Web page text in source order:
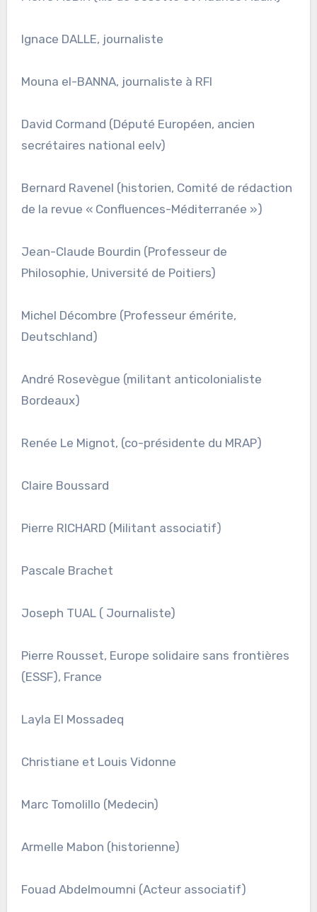
Ignace DALLE, journaliste
Mouna el-BANNA, journaliste à RFI
David Cormand (Député Européen, ancien
secrétaires national eelv)
Bernard Ravenel (historien, Comité de rédaction
de la revue « Confluences-Méditerranée »)
Jean-Claude Bourdin (Professeur de
Philosophie, Université de Poitiers)
Michel Décombre (Professeur émérite,
Deutschland)
André Rosevègue (militant anticolonialiste
Bordeaux)
Renée Le Mignot, (co-présidente du MRAP)
Claire Boussard
Pierre RICHARD (Militant associatif)
Pascale Brachet
Joseph TUAL ( Journaliste)
Pierre Rousset, Europe solidaire sans frontières
(ESSF), France
Layla El Mossadeq
Christiane et Louis Vidonne
Marc Tomolillo (Medecin)
Armelle Mabon (historienne)
Fouad Abdelmoumni (Acteur associatif)